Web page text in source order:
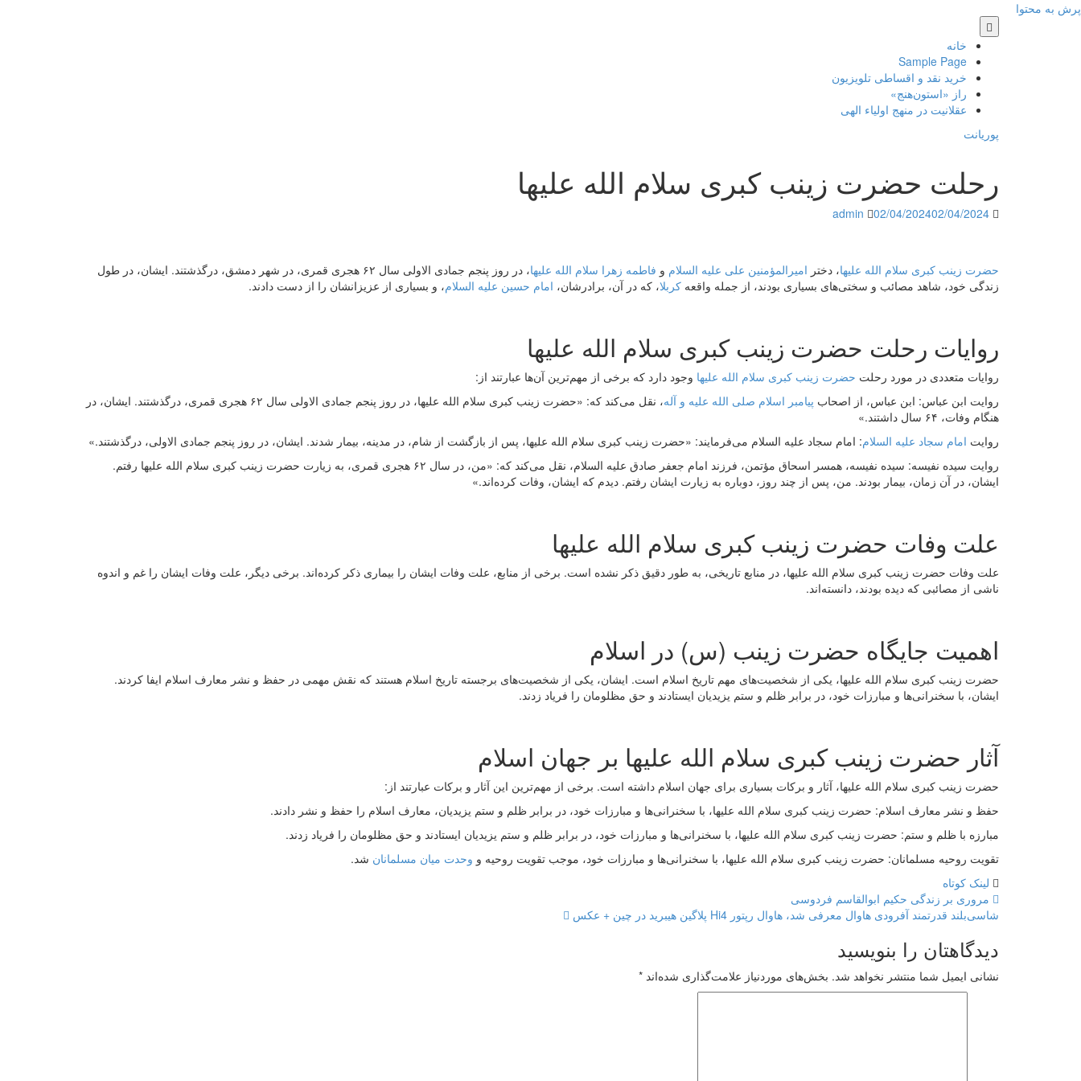
پرش به محتوا
خانه
Sample Page
خرید نقد و اقساطی تلویزیون
راز «استون‌هنج»
عقلانیت در منهج اولیاء الهی
پوریانت
رحلت حضرت زینب کبری سلام الله علیها
02/04/202402/04/2024
admin
حضرت زینب کبری سلام الله علیها، دختر امیرالمؤمنین علی علیه السلام و فاطمه زهرا سلام الله علیها
، در روز پنجم جمادی الاولی سال ۶۲ هجری قمری، در شهر دمشق، درگذشتند. ایشان، در طول
زندگی خود، شاهد مصائب و سختی‌های بسیاری بودند، از جمله واقعه کربلا، که در آن، برادرشان، امام حسین علیه السلام، و بسیاری از عزیزانشان را از دست دادند.
روایات رحلت حضرت زینب کبری سلام الله علیها
روایات متعددی در مورد رحلت حضرت زینب کبری سلام الله علیها وجود دارد که برخی از مهم‌ترین آن‌ها عبارتند از:
روایت ابن عباس: ابن عباس، از اصحاب پیامبر اسلام صلی الله علیه و آله
، نقل می‌کند که: «حضرت زینب کبری سلام الله علیها، در روز پنجم جمادی الاولی سال ۶۲ هجری قمری، درگذشتند. ایشان، در
هنگام وفات، ۶۴ سال داشتند.»
روایت امام سجاد علیه السلام: امام سجاد علیه السلام می‌فرمایند: «حضرت زینب کبری سلام الله علیها، پس از بازگشت از شام، در مدینه، بیمار شدند. ایشان، در روز پنجم جمادی الاولی، درگذشتند.»
روایت سیده نفیسه: سیده نفیسه، همسر اسحاق مؤتمن، فرزند امام جعفر صادق علیه السلام، نقل می‌کند که: «من، در سال ۶۲ هجری قمری، به زیارت حضرت زینب کبری سلام الله علیها رفتم.
ایشان، در آن زمان، بیمار بودند. من، پس از چند روز، دوباره به زیارت ایشان رفتم. دیدم که ایشان، وفات کرده‌اند.»
علت وفات حضرت زینب کبری سلام الله علیها
علت وفات حضرت زینب کبری سلام الله علیها، در منابع تاریخی، به طور دقیق ذکر نشده است. برخی از منابع، علت وفات ایشان را بیماری ذکر کرده‌اند. برخی دیگر، علت وفات ایشان را غم و اندوه
ناشی از مصائبی که دیده بودند، دانسته‌اند.
اهمیت جایگاه حضرت زینب (س) در اسلام
حضرت زینب کبری سلام الله علیها، یکی از شخصیت‌های مهم تاریخ اسلام است. ایشان، یکی از شخصیت‌های برجسته تاریخ اسلام هستند که نقش مهمی در حفظ و نشر معارف اسلام ایفا کردند.
ایشان، با سخنرانی‌ها و مبارزات خود، در برابر ظلم و ستم یزیدیان ایستادند و حق مظلومان را فریاد زدند.
آثار حضرت زینب کبری سلام الله علیها بر جهان اسلام
حضرت زینب کبری سلام الله علیها، آثار و برکات بسیاری برای جهان اسلام داشته است. برخی از مهم‌ترین این آثار و برکات عبارتند از:
حفظ و نشر معارف اسلام: حضرت زینب کبری سلام الله علیها، با سخنرانی‌ها و مبارزات خود، در برابر ظلم و ستم یزیدیان، معارف اسلام را حفظ و نشر دادند.
مبارزه با ظلم و ستم: حضرت زینب کبری سلام الله علیها، با سخنرانی‌ها و مبارزات خود، در برابر ظلم و ستم یزیدیان ایستادند و حق مظلومان را فریاد زدند.
تقویت روحیه مسلمانان: حضرت زینب کبری سلام الله علیها، با سخنرانی‌ها و مبارزات خود، موجب تقویت روحیه و وحدت میان مسلمانان شد.
لینک کوتاه
مروری بر زندگی حکیم ابوالقاسم فردوسی
شاسی‌بلند قدرتمند آفرودی هاوال معرفی شد، هاوال رپتور Hi4 پلاگین هیبرید در چین + عکس
دیدگاهتان را بنویسید
نشانی ایمیل شما منتشر نخواهد شد. بخش‌های موردنیاز علامت‌گذاری شده‌اند *